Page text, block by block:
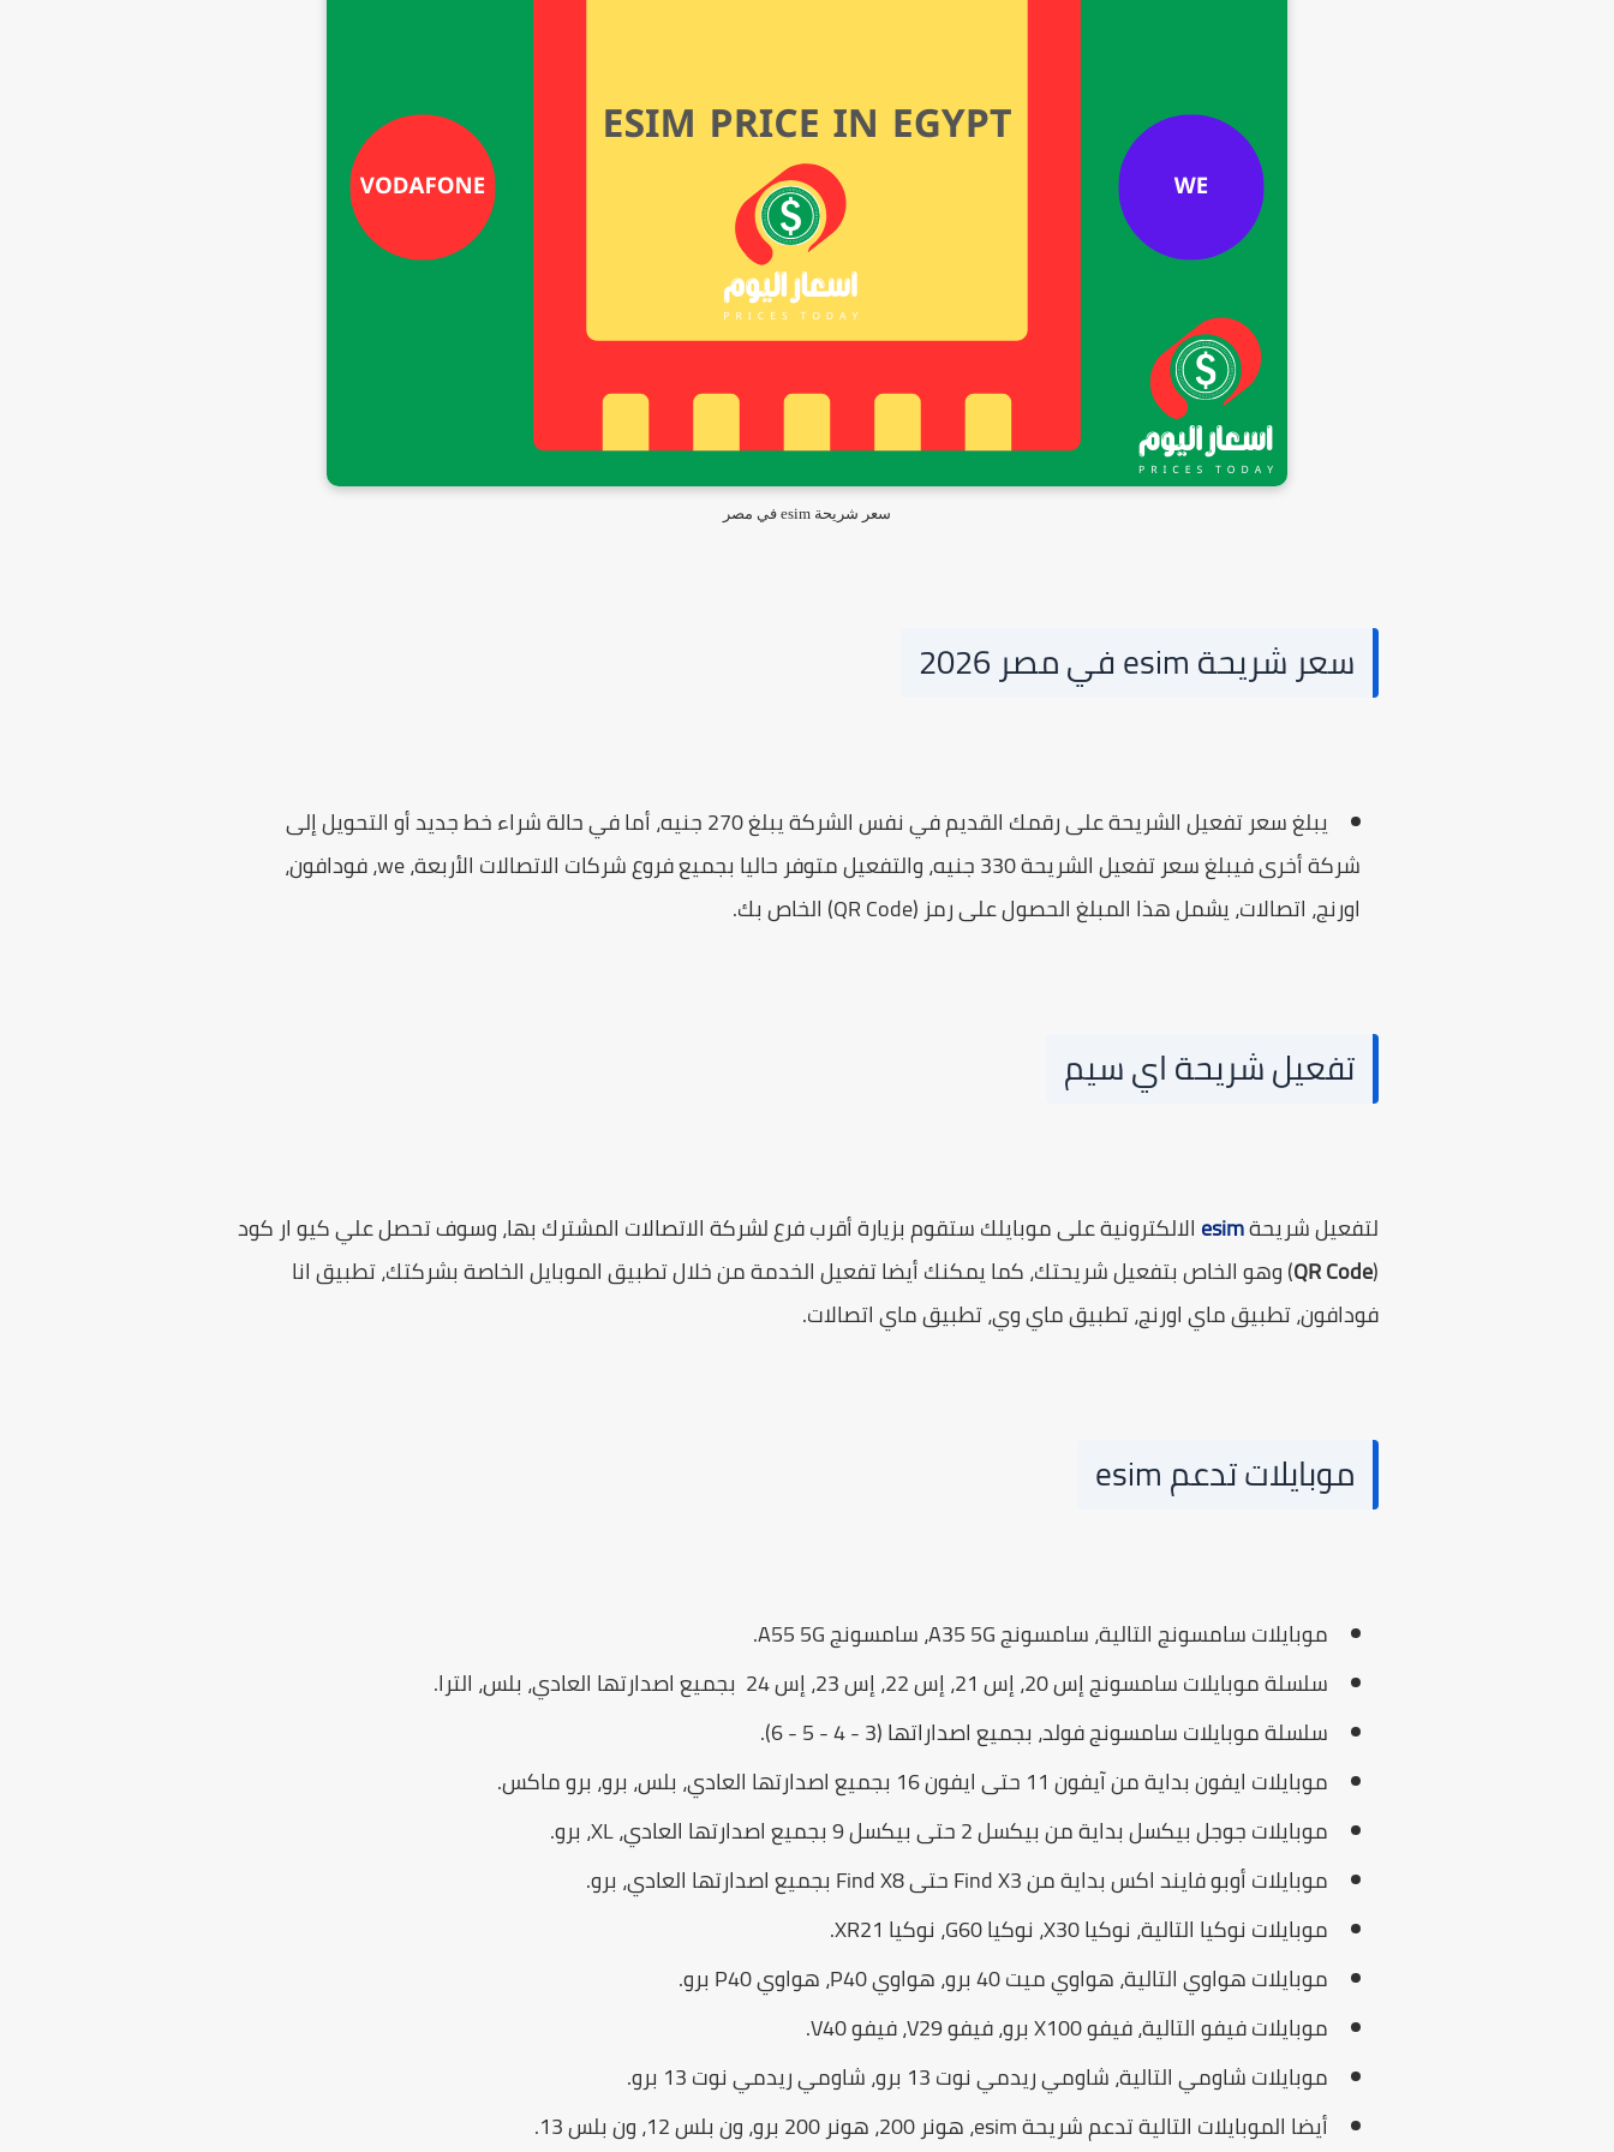
سعر شريحة esim في مصر
سعر شريحة esim في مصر 2026
يبلغ سعر تفعيل الشريحة على رقمك القديم في نفس الشركة يبلغ 270 جنيه، أما في حالة شراء خط جديد أو التحويل إلى
شركة أخرى فيبلغ سعر تفعيل الشريحة 330 جنيه، والتفعيل متوفر حاليا بجميع فروع شركات الاتصالات الأربعة، we، فودافون،
اورنج، اتصالات، يشمل هذا المبلغ الحصول على رمز (QR Code) الخاص بك.
تفعيل شريحة اي سيم
لتفعيل شريحةesim الالكترونية على موبايلك ستقوم بزيارة أقرب فرع لشركة الاتصالات المشترك بها، وسوف تحصل علي كيو ار كود
(
QR Code) وهو الخاص بتفعيل شريحتك، كما يمكنك أيضا تفعيل الخدمة من خلال تطبيق الموبايل الخاصة بشركتك، تطبيق انا
فودافون، تطبيق ماي اورنج، تطبيق ماي وي، تطبيق ماي اتصالات.
موبايلات تدعم esim
موبايلات سامسونج التالية، سامسونج A35 5G، سامسونج A55 5G.
سلسلة موبايلات سامسونج إس 20، إس 21، إس 22، إس 23، إس 24 بجميع اصدارتها العادي، بلس، الترا.
سلسلة موبايلات سامسونج فولد، بجميع اصداراتها (3 - 4 - 5 - 6).
موبايلات ايفون بداية من آيفون 11 حتى ايفون 16 بجميع اصدارتها العادي، بلس، برو، برو ماكس.
موبايلات جوجل بيكسل بداية من بيكسل 2 حتى بيكسل 9 بجميع اصدارتها العادي، XL، برو.
موبايلات أوبو فايند اكس بداية من Find X3 حتى Find X8 بجميع اصدارتها العادي، برو.
موبايلات نوكيا التالية، نوكيا X30، نوكيا G60، نوكيا XR21.
موبايلات هواوي التالية، هواوي ميت 40 برو، هواوي P40، هواوي P40 برو.
موبايلات فيفو التالية، فيفو X100 برو، فيفو V29، فيفو V40.
موبايلات شاومي التالية، شاومي ريدمي نوت 13 برو، شاومي ريدمي نوت 13 برو.
أيضا الموبايلات التالية تدعم شريحة esim، هونر 200، هونر 200 برو، ون بلس 12، ون بلس 13.